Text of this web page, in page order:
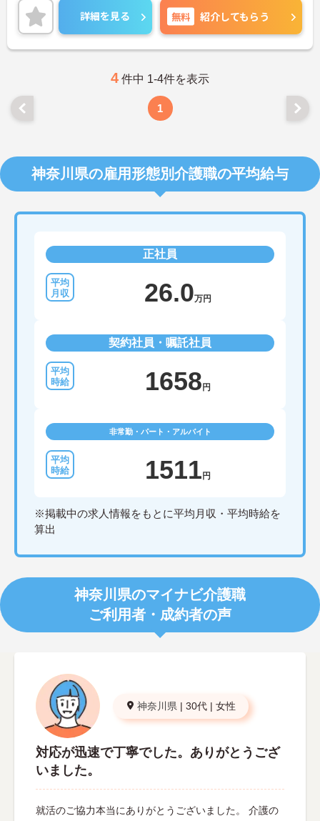
的な視点も養うことができます。
と働ける環境づくりを心掛けています。
ご興味ある方には、面接対策ポイントなど、さらに
詳細をお話しいたしますのでお気軽にご相談くださ
い！
詳細を見る 無料 紹介してもらう
4 件中 1-4件を表示
1
神奈川県の雇用形態別介護職の平均給与
正社員
26.0万円
契約社員・嘱託社員
1658 円
非常勤・パート・アルバイト
1511 円
※掲載中の求人情報をもとに平均月収・平均時給を
算出
神奈川県のマイナビ介護職
ご利用者・成約者の声
神奈川県 | 30代 | 女性
対応が迅速で丁寧でした。ありがとうござ
いました。
就活のご協力本当にありがとうございました。 介護の